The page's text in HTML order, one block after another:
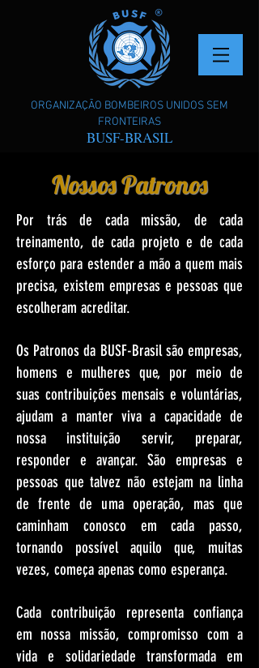
ORGANIZAÇÃO BOMBEIROS UNIDOS SEM
FRONTEIRAS
BUSF-BRASIL
Nossos Patronos
Por trás de cada missão, de cada
treinamento, de cada projeto e de cada
esforço para estender a mão a quem mais
precisa, existem empresas e pessoas que
escolheram acreditar.
Os Patronos da BUSF-Brasil são empresas,
homens e mulheres que, por meio de
suas contribuições mensais e voluntárias,
ajudam a manter viva a capacidade de
nossa instituição servir, preparar,
responder e avançar. São empresas e
pessoas que talvez não estejam na linha
de frente de uma operação, mas que
caminham conosco em cada passo,
tornando possível aquilo que, muitas
vezes, começa apenas como esperança.
Cada contribuição representa confiança
em nossa missão, compromisso com a
vida e solidariedade transformada em